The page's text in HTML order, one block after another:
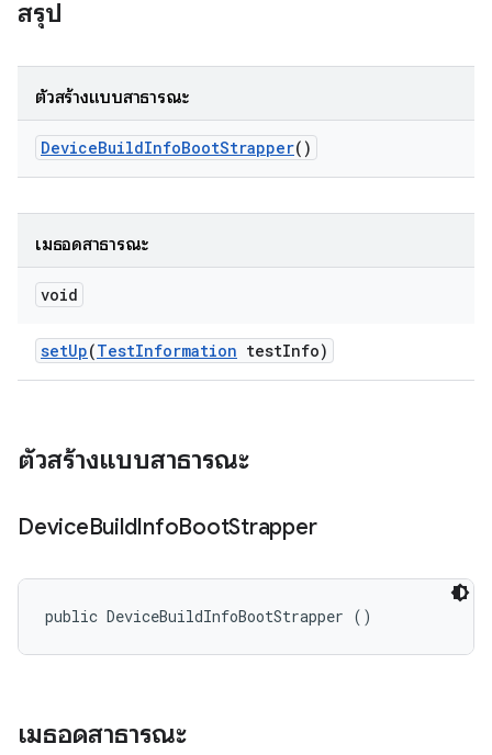
สรุป
ตัวสร้างแบบสาธารณะ
DeviceBuildInfoBootStrapper()
เมธอดสาธารณะ
void
setUp(TestInformation testInfo)
ตัวสร้างแบบสาธารณะ
DeviceBuildInfoBootStrapper
public DeviceBuildInfoBootStrapper ()
เมธอดสาธารณะ